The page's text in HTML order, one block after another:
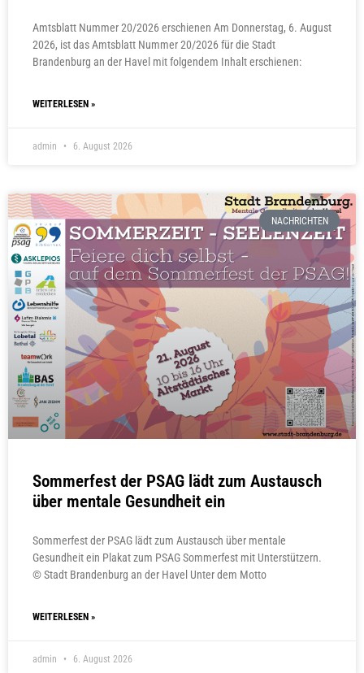
Amtsblatt Nummer 20/2026 erschienen Am Donnerstag, 6. August
2026, ist das Amtsblatt Nummer 20/2026 für die Stadt
Brandenburg an der Havel mit folgendem Inhalt erschienen:
WEITERLESEN »
admin 6. August 2026
NACHRICHTEN
Sommerfest der PSAG lädt zum Austausch
über mentale Gesundheit ein
Sommerfest der PSAG lädt zum Austausch über mentale
Gesundheit ein Plakat zum PSAG Sommerfest mit Unterstützern.
© Stadt Brandenburg an der Havel Unter dem Motto
WEITERLESEN »
admin 6. August 2026